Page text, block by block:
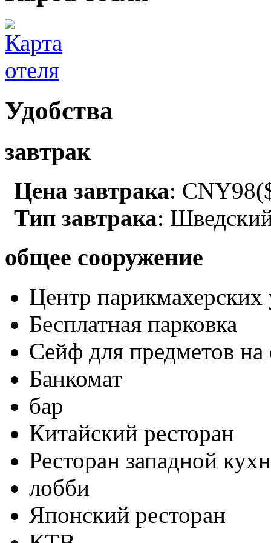
Удобства
завтрак
Цена завтрака:
Тип завтрака:
общее сооружение
Центр парикмахерских
Бесплатная парковка
Сейф для предметов на
Банкомат
бар
Китайский ресторан
Ресторан западной
лобби
Японский ресторан